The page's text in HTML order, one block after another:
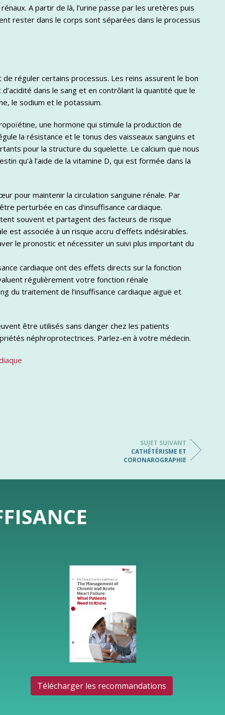
A partir de là, l’urine passe par les uretères puis
rester dans le corps sont séparées dans le processus
réguler certains processus. Les reins assurent le bon
dans le sang et en contrôlant la quantité que le
le sodium et le potassium.
une hormone qui stimule la production de
la résistance et le tonus des vaisseaux sanguins et
pour la structure du squelette. Le calcium que nous
qu’à l’aide de la vitamine D, qui est formée dans la
pour maintenir la circulation sanguine rénale. Par
perturbée en cas d’insuffisance cardiaque.
souvent et partagent des facteurs de risque
est associée à un risque accru d’effets indésirables.
le pronostic et nécessiter un suivi plus important du
cardiaque ont des effets directs sur la fonction
régulièrement votre fonction rénale
du traitement de l’insuffisance cardiaque aiguë et
être utilisés sans danger chez les patients
néphroprotectrices. Parlez-en à votre médecin.
SUJET SUIVANT
CATHÉTÉRISME ET
CORONAROGRAPHIE
Télécharger les recommandations